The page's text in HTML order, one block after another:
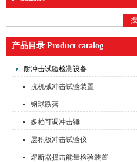
产品目录 Product catalog
耐冲击试验检测设备
抗机械冲击试验装置
钢球跌落
多档可调冲击锤
层积板冲击试验仪
熔断器撞击能量检验装置